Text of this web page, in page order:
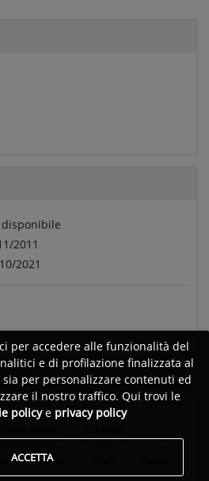
2011
2021
house
per accedere alle funzionalità del
e di profilazione finalizzata al
per personalizzare contenuti ed
il nostro traffico. Qui trovi le
policye privacy policy
ACCETTA